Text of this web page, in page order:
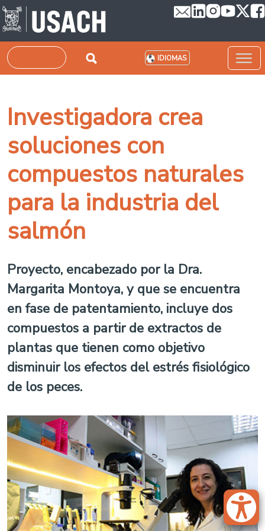
Pasar al contenido principal
Buscar IDIOMAS
Investigadora crea
soluciones con
compuestos naturales
para la industria del
salmón
Proyecto, encabezado por la Dra.
Margarita Montoya, y que se encuentra
en fase de patentamiento, incluye dos
compuestos a partir de extractos de
plantas que tienen como objetivo
disminuir los efectos del estrés fisiológico
de los peces.